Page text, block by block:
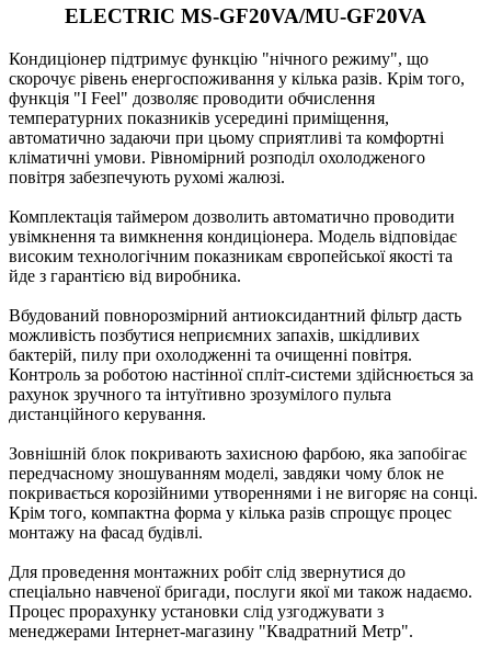
ELECTRIC MS-GF20VA/MU-GF20VA
Кондиціонер підтримує функцію "нічного режиму", що
скорочує рівень енергоспоживання у кілька разів. Крім того,
функція "I Feel" дозволяє проводити обчислення
температурних показників усередині приміщення,
автоматично задаючи при цьому сприятливі та комфортні
кліматичні умови. Рівномірний розподіл охолодженого
повітря забезпечують рухомі жалюзі.
Комплектація таймером дозволить автоматично проводити
увімкнення та вимкнення кондиціонера. Модель відповідає
високим технологічним показникам європейської якості та
йде з гарантією від виробника.
Вбудований повнорозмірний антиоксидантний фільтр дасть
можливість позбутися неприємних запахів, шкідливих
бактерій, пилу при охолодженні та очищенні повітря.
Контроль за роботою настінної спліт-системи здійснюється за
рахунок зручного та інтуїтивно зрозумілого пульта
дистанційного керування.
Зовнішній блок покривають захисною фарбою, яка запобігає
передчасному зношуванням моделі, завдяки чому блок не
покривається корозійними утвореннями і не вигоряє на сонці.
Крім того, компактна форма у кілька разів спрощує процес
монтажу на фасад будівлі.
Для проведення монтажних робіт слід звернутися до
спеціально навченої бригади, послуги якої ми також надаємо.
Процес прорахунку установки слід узгоджувати з
менеджерами Інтернет-магазину "Квадратний Метр".